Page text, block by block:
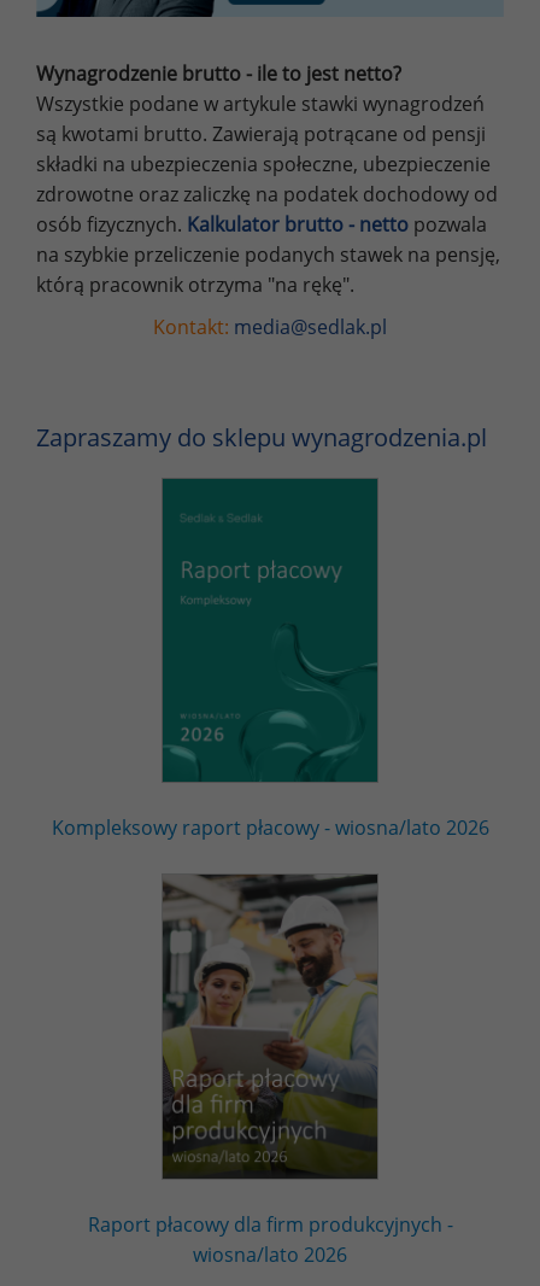
Wynagrodzenie brutto - ile to jest netto?
Wszystkie podane w artykule stawki wynagrodzeń
są kwotami brutto. Zawierają potrącane od pensji
składki na ubezpieczenia społeczne, ubezpieczenie
zdrowotne oraz zaliczkę na podatek dochodowy od
osób fizycznych. Kalkulator brutto - netto pozwala
na szybkie przeliczenie podanych stawek na pensję,
którą pracownik otrzyma "na rękę".
Kontakt: media@sedlak.pl
Zapraszamy do sklepu wynagrodzenia.pl
Kompleksowy raport płacowy - wiosna/lato 2026
Raport płacowy dla firm produkcyjnych -
wiosna/lato 2026